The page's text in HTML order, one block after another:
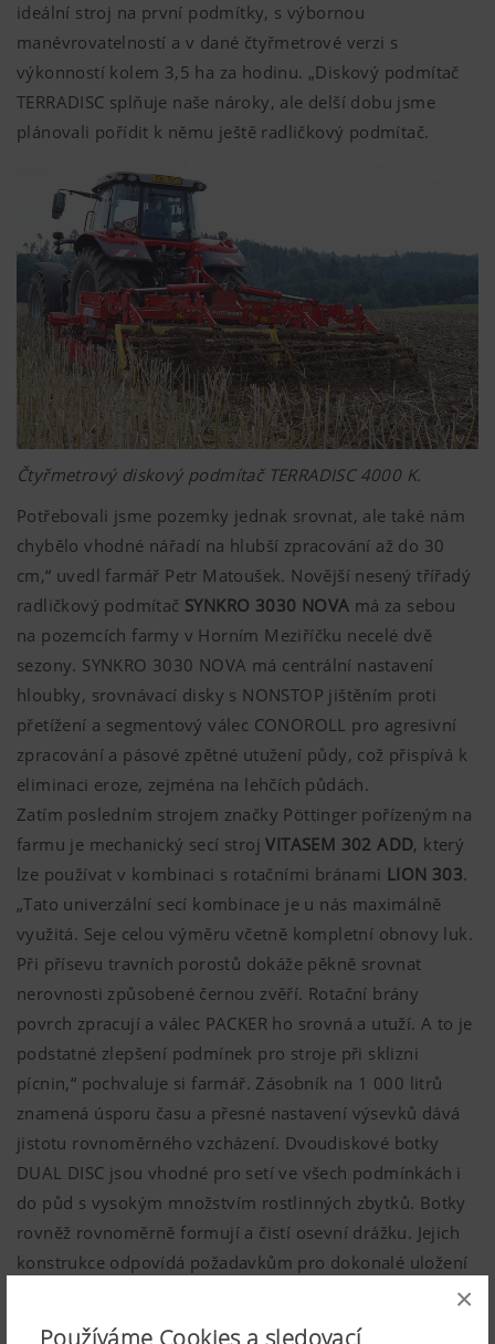
×
Používáme Cookies a sledovací
ideální stroj na první podmítky, s výbornou
manévrovatelností a v dané čtyřmetrové verzi s
výkonností kolem 3,5 ha za hodinu. „Diskový podmítač
TERRADISC splňuje naše nároky, ale delší dobu jsme
plánovali pořídit k němu ještě radličkový podmítač.
Čtyřmetrový diskový podmítač TERRADISC 4000 K.
Potřebovali jsme pozemky jednak srovnat, ale také nám
chybělo vhodné nářadí na hlubší zpracování až do 30
cm,“ uvedl farmář Petr Matoušek. Novější nesený třířadý
radličkový podmítač SYNKRO 3030 NOVA má za sebou
na pozemcích farmy v Horním Meziříčku necelé dvě
sezony. SYNKRO 3030 NOVA má centrální nastavení
hloubky, srovnávací disky s NONSTOP jištěním proti
přetížení a segmentový válec CONOROLL pro agresivní
zpracování a pásové zpětné utužení půdy, což přispívá k
eliminaci eroze, zejména na lehčích půdách.
Zatím posledním strojem značky Pöttinger pořízeným na
farmu je mechanický secí strojVITASEM 302 ADD, který
lze používat v kombinaci s rotačními bránami LION 303.
„Tato univerzální secí kombinace je u nás maximálně
využitá. Seje celou výměru včetně kompletní obnovy luk.
Při přísevu travních porostů dokáže pěkně srovnat
nerovnosti způsobené černou zvěří. Rotační brány
povrch zpracují a válec PACKER ho srovná a utuží. A to je
podstatné zlepšení podmínek pro stroje při sklizni
pícnin,“ pochvaluje si farmář. Zásobník na 1 000 litrů
znamená úsporu času a přesné nastavení výsevků dává
jistotu rovnoměrného vzcházení. Dvoudiskové botky
DUAL DISC jsou vhodné pro setí ve všech podmínkách i
do půd s vysokým množstvím rostlinných zbytků. Botky
rovněž rovnoměrně formují a čistí osevní drážku. Jejich
konstrukce odpovídá požadavkům pro dokonalé uložení
posklizňových zbytků zase nemáme, pozemky jsou dobře